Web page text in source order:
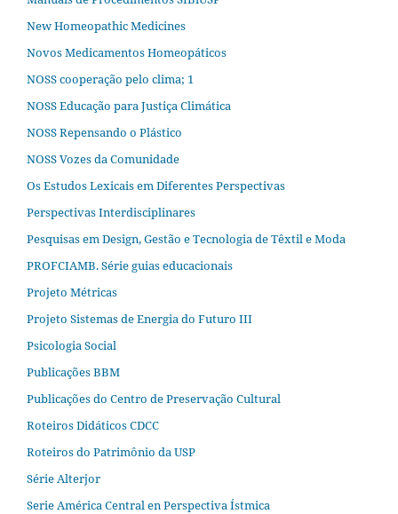
New Homeopathic Medicines
Novos Medicamentos Homeopáticos
NOSS cooperação pelo clima; 1
NOSS Educação para Justiça Climática
NOSS Repensando o Plástico
NOSS Vozes da Comunidade
Os Estudos Lexicais em Diferentes Perspectivas
Perspectivas Interdisciplinares
Pesquisas em Design, Gestão e Tecnologia de Têxtil e Moda
PROFCIAMB. Série guias educacionais
Projeto Métricas
Projeto Sistemas de Energia do Futuro III
Psicologia Social
Publicações BBM
Publicações do Centro de Preservação Cultural
Roteiros Didáticos CDCC
Roteiros do Patrimônio da USP
Série Alterjor
Serie América Central en Perspectiva Ístmica